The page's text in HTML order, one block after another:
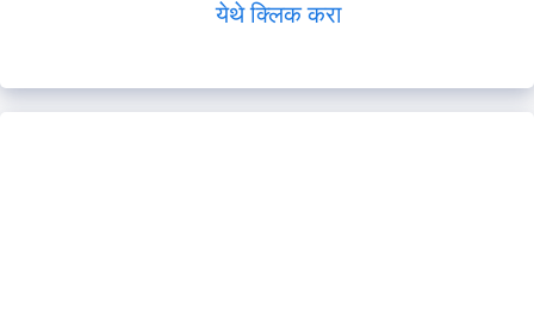
येथे क्लिक करा